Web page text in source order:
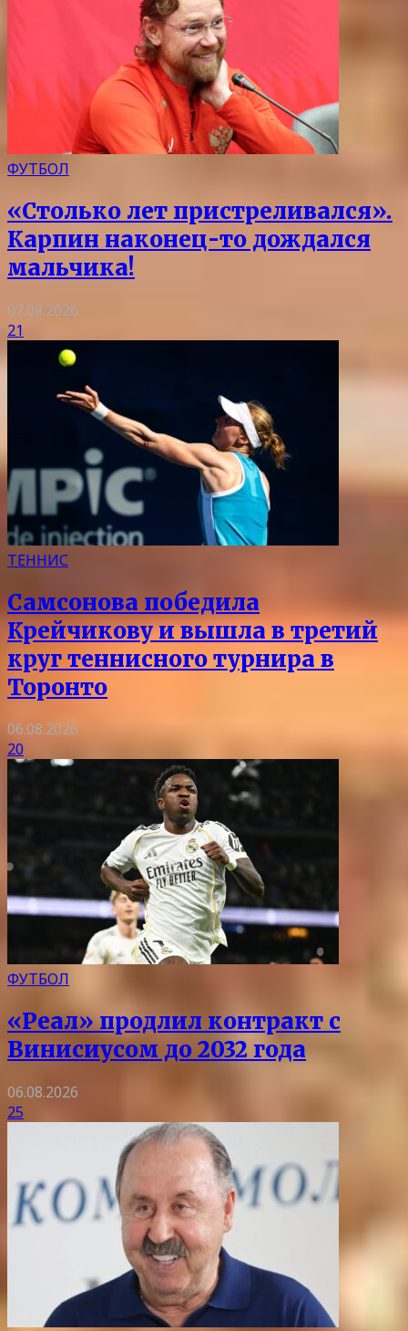
ФУТБОЛ
«Столько лет пристреливался».
Карпин наконец-то дождался
мальчика!
07.08.2026
21
ТЕННИС
Самсонова победила
Крейчикову и вышла в третий
круг теннисного турнира в
Торонто
06.08.2026
20
ФУТБОЛ
«Реал» продлил контракт с
Винисиусом до 2032 года
06.08.2026
25